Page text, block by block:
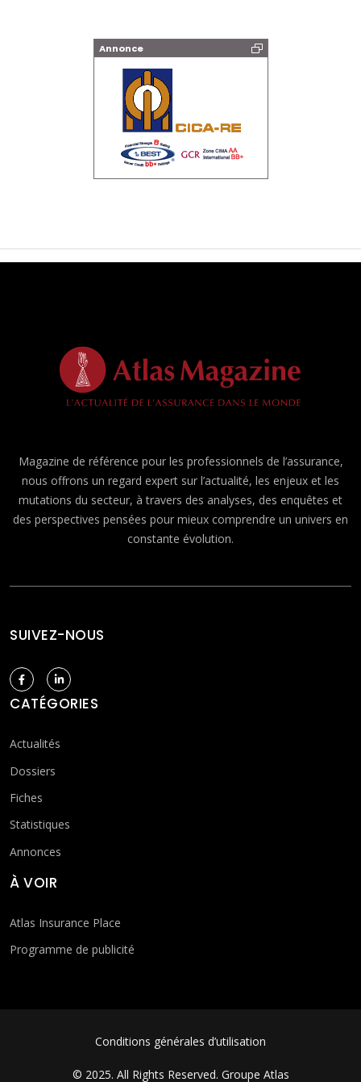
Annonce
Magazine de référence pour les professionnels de l’assurance,
nous offrons un regard expert sur l’actualité, les enjeux et les
mutations du secteur, à travers des analyses, des enquêtes et
des perspectives pensées pour mieux comprendre un univers en
constante évolution.
SUIVEZ-NOUS
CATÉGORIES
Actualités
Dossiers
Fiches
Statistiques
Annonces
À VOIR
Atlas Insurance Place
Programme de publicité
FOOTER MENUConditions générales d’utilisation
© 2025. All Rights Reserved. Groupe Atlas